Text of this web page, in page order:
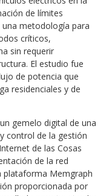
de límites
metodología para
críticos,
sin requerir
El estudio fue
de potencia que
residenciales y de
gemelo digital de una
control de la gestión
de las Cosas
de la red
plataforma Memgraph
proporcionada por